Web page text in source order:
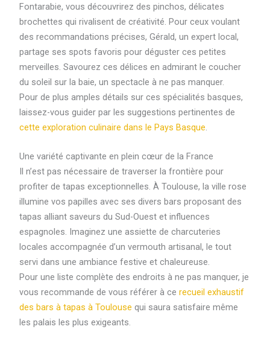
Fontarabie, vous découvrirez des pinchos, délicates
brochettes qui rivalisent de créativité. Pour ceux voulant
des recommandations précises, Gérald, un expert local,
partage ses spots favoris pour déguster ces petites
merveilles. Savourez ces délices en admirant le coucher
du soleil sur la baie, un spectacle à ne pas manquer.
Pour de plus amples détails sur ces spécialités basques,
laissez-vous guider par les suggestions pertinentes de
cette exploration culinaire dans le Pays Basque
Une variété captivante en plein cœur de la France
Il n’est pas nécessaire de traverser la frontière pour
profiter de tapas exceptionnelles. À Toulouse, la ville rose
illumine vos papilles avec ses divers bars proposant des
tapas alliant saveurs du Sud-Ouest et influences
espagnoles. Imaginez une assiette de charcuteries
locales accompagnée d’un vermouth artisanal, le tout
servi dans une ambiance festive et chaleureuse.
Pour une liste complète des endroits à ne pas manquer, je
vous recommande de vous référer à ce recueil exhaustif
des bars à tapas à Toulouse qui saura satisfaire même
les palais les plus exigeants.